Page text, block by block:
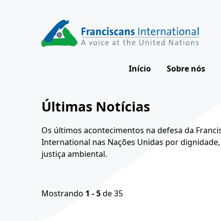
Início Sobre nós
Como
Últimas Notícias
Os últimos acontecimentos na defesa da
International nas Nações Unidas por
justiça ambiental.
Mostrando 1 - 5de 35